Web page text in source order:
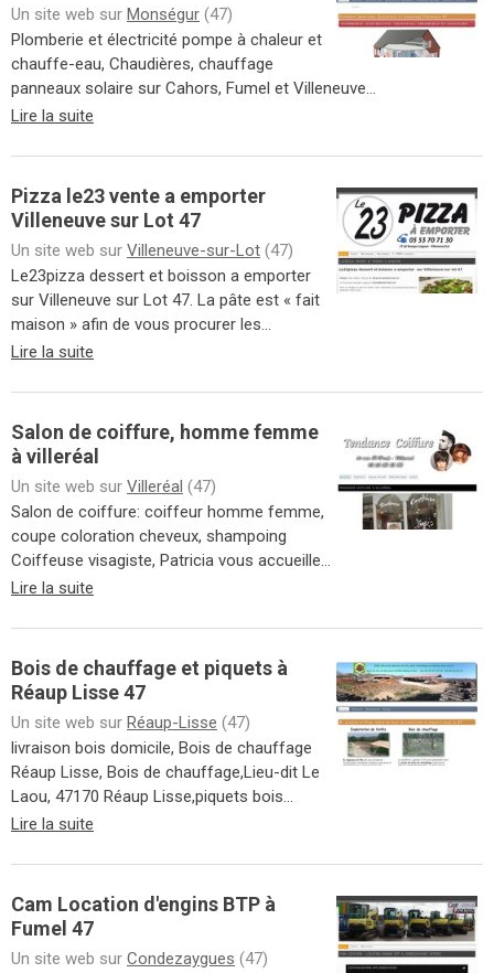
Un site web sur Monségur (47)
Plomberie et électricité pompe à chaleur et
chauffe-eau, Chaudières, chauffage
panneaux solaire sur Cahors, Fumel et Villeneuve...
Lire la suite
Pizza le23 vente a emporter
Villeneuve sur Lot 47
Un site web sur Villeneuve-sur-Lot (47)
Le23pizza dessert et boisson a emporter
sur Villeneuve sur Lot 47. La pâte est « fait
maison » afin de vous procurer les...
Lire la suite
Salon de coiffure, homme femme
à villeréal
Un site web sur Villeréal (47)
Salon de coiffure: coiffeur homme femme,
coupe coloration cheveux, shampoing
Coiffeuse visagiste, Patricia vous accueille...
Lire la suite
Bois de chauffage et piquets à
Réaup Lisse 47
Un site web sur Réaup-Lisse (47)
livraison bois domicile, Bois de chauffage
Réaup Lisse, Bois de chauffage,Lieu-dit Le
Laou, 47170 Réaup Lisse,piquets bois...
Lire la suite
Cam Location d'engins BTP à
Fumel 47
Un site web sur Condezaygues (47)